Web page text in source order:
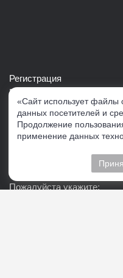
Регистрация
Войти в свой аккаунт
Скачать каталог
Следите за нами
Пожалуйста укажите:
«Сайт использует файлы
данных посетителей и
Продолжение
применение данных